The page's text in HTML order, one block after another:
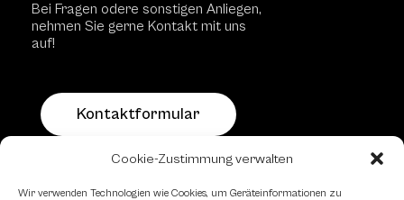
Cookie-Zustimmung verwalten
Wir verwenden Technologien wie Cookies, um Geräteinformationen zu
Bei Fragen odere sonstigen Anliegen,
nehmen Sie gerne Kontakt mit uns
auf!
Kontaktformular